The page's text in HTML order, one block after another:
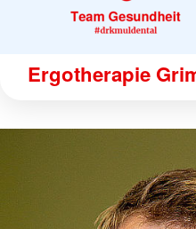
Ergotherapie